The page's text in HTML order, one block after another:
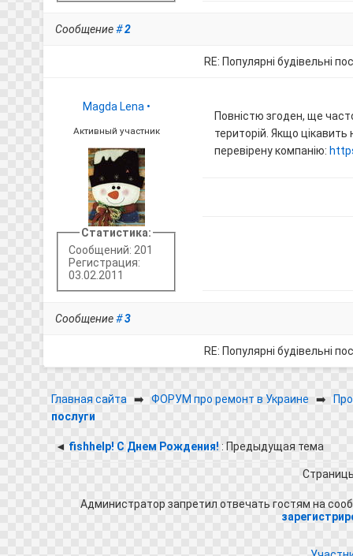
Сообщение#2
RE: Популярні будівельні
Magda Lena •
Активный участник
Статистика:
Сообщений: 201
Регистрация:
03.02.2011
Повністю згоден, ще
територій. Якщо
перевірену компанію:
Сообщение#3
RE: Популярні будівельні
Главная сайта ➡️ФОРУМ про ремонт в Украине ➡️
послуги
◄ fishhelp! С Днем Рождения! : Предыдущая тема
Администратор запретил отвечать гостям на